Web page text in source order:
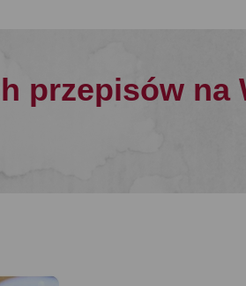
przepisów